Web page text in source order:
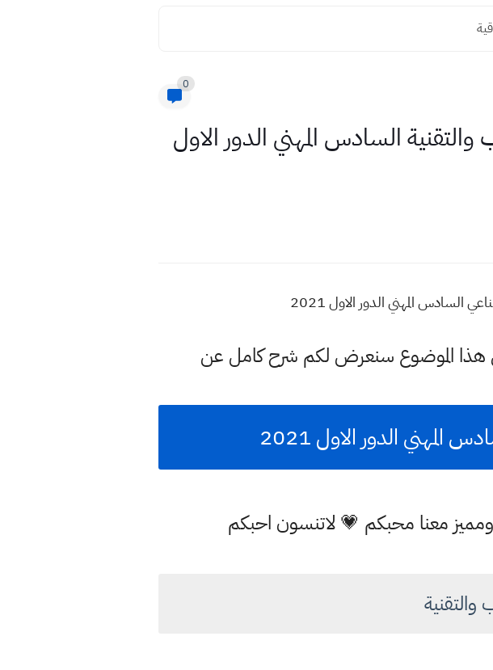
0
السادس المهني الدور الاول
المهني الدور الاول 2021
هذا الموضوع سنعرض لكم شرح كامل عن
الدور الاول 2021
معنا محبكم 💗 لاتنسون احبكم